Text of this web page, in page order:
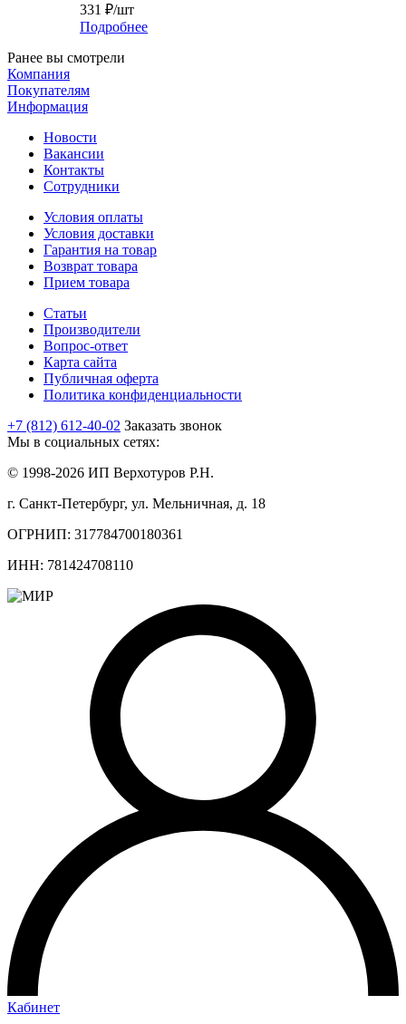
331 ₽/шт
Подробнее
Ранее вы смотрели
Компания
Покупателям
Информация
Новости
Вакансии
Контакты
Сотрудники
Условия оплаты
Условия доставки
Гарантия на товар
Возврат товара
Прием товара
Статьи
Производители
Вопрос-ответ
Карта сайта
Публичная оферта
Политика конфиденциальности
+7 (812) 612-40-02 Заказать звонок
Мы в социальных сетях:
© 1998-2026 ИП Верхотуров Р.Н.
г. Санкт-Петербург, ул. Мельничная, д. 18
ОГРНИП: 317784700180361
ИНН: 781424708110
Кабинет